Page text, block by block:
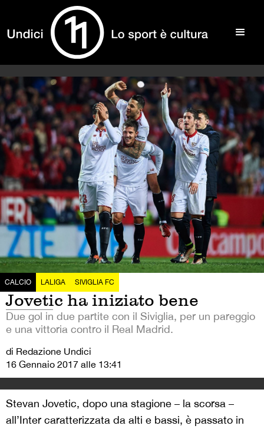
CALCIO LALIGA SIVIGLIA FC
Jovetic ha iniziato bene
Due gol in due partite con il Siviglia, per un pareggio
e una vittoria contro il Real Madrid.
di Redazione Undici
16 Gennaio 2017 alle 13:41
Stevan Jovetic, dopo una stagione – la scorsa –
all’Inter caratterizzata da alti e bassi, è passato in